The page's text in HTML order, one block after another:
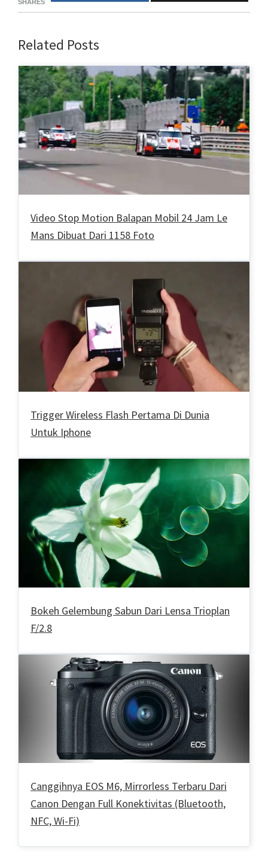
SHARES
Related Posts
Video Stop Motion Balapan Mobil 24 Jam Le
Mans Dibuat Dari 1158 Foto
Trigger Wireless Flash Pertama Di Dunia
Untuk Iphone
Bokeh Gelembung Sabun Dari Lensa Trioplan
F/2.8
Canggihnya EOS M6, Mirrorless Terbaru Dari
Canon Dengan Full Konektivitas (Bluetooth,
NFC, Wi-Fi)